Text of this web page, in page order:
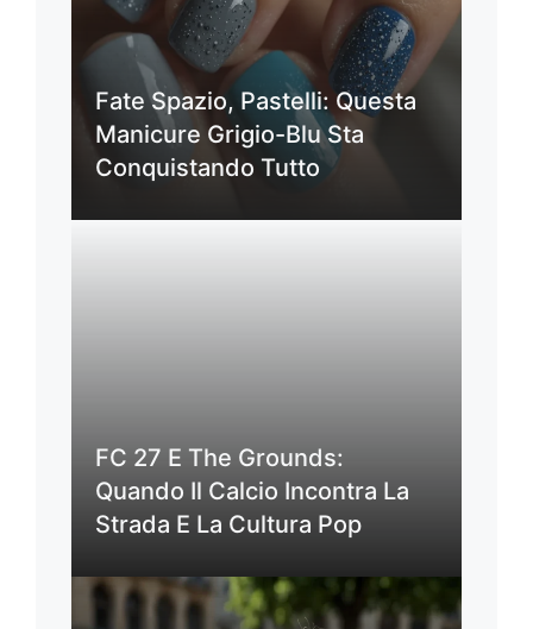
Fate Spazio, Pastelli: Questa
Manicure Grigio-Blu Sta
Conquistando Tutto
FC 27 E The Grounds:
Quando Il Calcio Incontra La
Strada E La Cultura Pop